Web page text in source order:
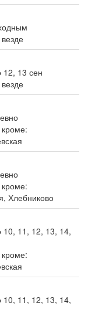
12, 13 сен
Хлебниково
10, 11, 12, 13, 14,
10, 11, 12, 13, 14,